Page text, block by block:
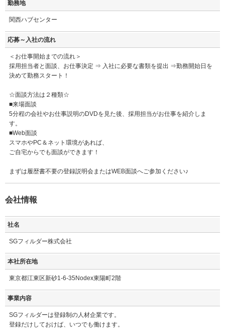
勤務地
関西ハブセンター
応募～入社の流れ
＜お仕事開始までの流れ＞
採用担当者と面談、お仕事決定 ⇒ 入社に必要な書類を提出 ⇒勤務開始日を
決めて勤務スタート！
☆面談方法は２種類☆
■来場面談
5分程の会社やお仕事説明のDVDを見た後、採用担当がお仕事を紹介しま
す。
■Web面談
スマホやPC＆ネット環境があれば、
ご自宅からでも面談ができます！
まずは履歴書不要の登録説明会またはWEB面談へご参加ください♪
会社情報
社名
SGフィルダー株式会社
本社所在地
東京都江東区新砂1-6-35Nodex東陽町2階
事業内容
SGフィルダーは登録制の人材企業です。
登録だけしておけば、いつでも働けます。